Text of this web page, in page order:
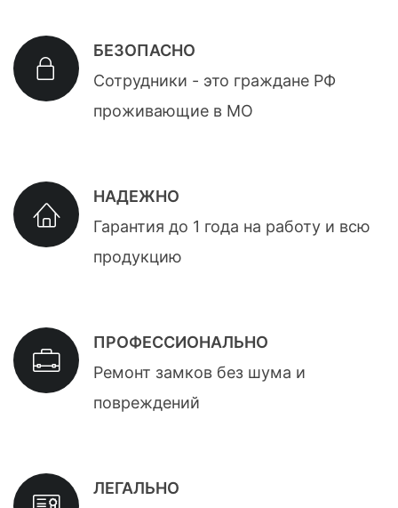
БЕЗОПАСНО
Сотрудники - это граждане РФ
проживающие в МО
НАДЕЖНО
Гарантия до 1 года на работу и всю
продукцию
ПРОФЕССИОНАЛЬНО
Ремонт замков без шума и
повреждений
ЛЕГАЛЬНО